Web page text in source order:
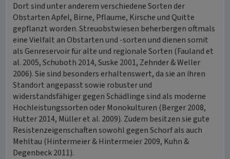
Dort sind unter anderem verschiedene Sorten der
Obstarten Apfel, Birne, Pflaume, Kirsche und Quitte
gepflanzt worden. Streuobstwiesen beherbergen oftmals
eine Vielfalt an Obstarten und -sorten und dienen somit
als Genreservoir für alte und regionale Sorten (Fauland et
al. 2005, Schuboth 2014, Suske 2001, Zehnder & Weller
2006). Sie sind besonders erhaltenswert, da sie an ihren
Standort angepasst sowie robuster und
widerstandsfähiger gegen Schädlinge sind als moderne
Hochleistungssorten oder Monokulturen (Berger 2008,
Hutter 2014, Müller et al. 2009). Zudem besitzen sie gute
Resistenzeigenschaften sowohl gegen Schorf als auch
Mehltau (Hintermeier & Hintermeier 2009, Kuhn &
Degenbeck 2011).